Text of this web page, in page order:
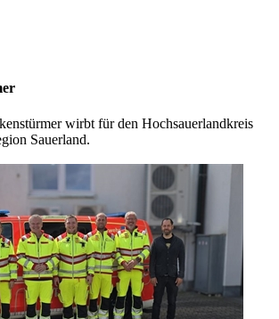
wirbt für den Hochsauerlandkreis
Sauerland.